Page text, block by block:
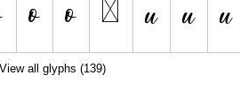
View all glyphs (139)